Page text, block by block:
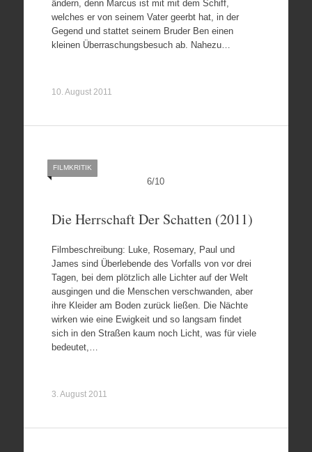
ändern, denn Marcus ist mit mit dem Schiff,
welches er von seinem Vater geerbt hat, in der
Gegend und stattet seinem Bruder Ben einen
kleinen Überraschungsbesuch ab. Nahezu…
10. August 2011
6/10
FILMKRITIK
Die Herrschaft Der Schatten (2011)
Filmbeschreibung: Luke, Rosemary, Paul und
James sind Überlebende des Vorfalls von vor drei
Tagen, bei dem plötzlich alle Lichter auf der Welt
ausgingen und die Menschen verschwanden, aber
ihre Kleider am Boden zurück ließen. Die Nächte
wirken wie eine Ewigkeit und so langsam findet
sich in den Straßen kaum noch Licht, was für viele
bedeutet,…
3. August 2011